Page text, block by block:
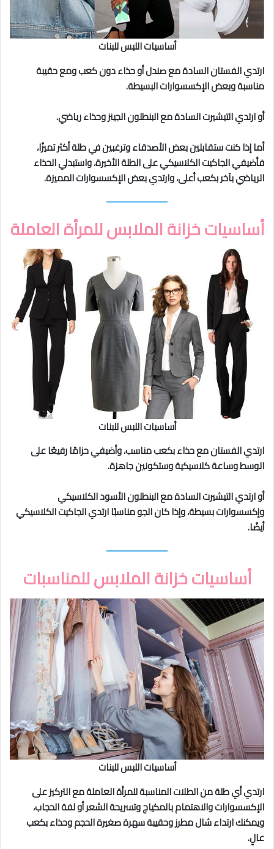
أساسيات اللبس للبنات
ارتدي الفستان السادة مع صندل أو حذاء دون كعب ومع حقيبة
مناسبة وبعض الإكسسوارات البسيطة.
أو ارتدي التيشيرت السادة مع البنطلون الجينز وحذاء رياضي.
أما إذا كنت ستقابلين بعض الأصدقاء وترغبين في طلة أكثر تميزًا،
فأضيفي الجاكيت الكلاسيكي على الطلة الأخيرة، واستبدلي الحذاء
الرياضي بآخر بكعب أعلى، وارتدي بعض الإكسسوارات المميزة.
أساسيات خزانة الملابس للمرأة العاملة
أساسيات اللبس للبنات
ارتدي الفستان مع حذاء بكعب مناسب، وأضيفي حزامًا رفيعًا على
الوسط وساعة كلاسيكية وستكونين جاهزة.
أو ارتدي التيشيرت السادة مع البنطلون الأسود الكلاسيكي
وإكسسوارات بسيطة، وإذا كان الجو مناسبًا ارتدي الجاكيت الكلاسيكي
أيضًا.
أساسيات خزانة الملابس للمناسبات
أساسيات اللبس للبنات
ارتدي أي طلة من الطلات المناسبة للمرأة العاملة مع التركيز على
الإكسسوارات والاهتمام بالمكياج وتسريحة الشعر أو لفة الحجاب،
ويمكنك ارتداء شال مطرز وحقيبة سهرة صغيرة الحجم وحذاء بكعب
عالٍ.